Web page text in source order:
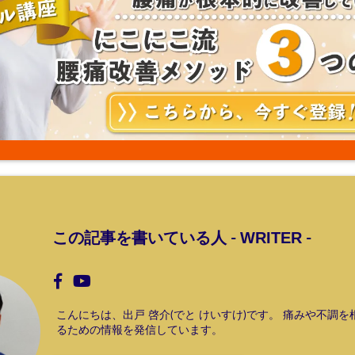
この記事を書いている人 - WRITER-
こんにちは、出戸 啓介(でと けいすけ)です。 痛みや不調を
るための情報を発信しています。